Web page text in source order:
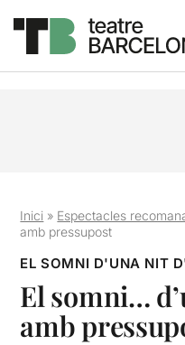
Inici » Espectacles
amb pressupost
EL SOMNI D'UNA NIT
El somni…
amb